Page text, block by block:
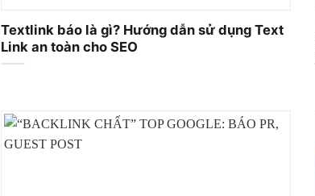
Textlink báo là gì? Hướng dẫn sử dụng Text
Link an toàn cho SEO